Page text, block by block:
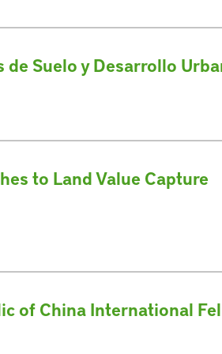
Suelo y Desarrollo
to Land Value Capture
of China International